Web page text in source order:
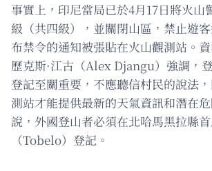
事實上，印尼當局已於4月17日將火山
級（共四級），並關閉山區，禁止遊
布禁令的通知被張貼在火山觀測站。
歷克斯·江古（Alex Djangu）強調，
登記至關重要，不應聽信村民的說法
測站才能提供最新的天氣資訊和潛在
說，外國登山者必須在北哈馬黑拉縣
（Tobelo）登記。